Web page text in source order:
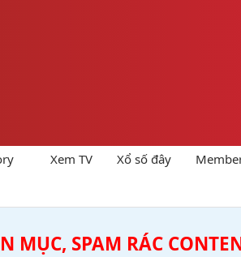
Xem TV Xổ số đây
MỤC, SPAM RÁC